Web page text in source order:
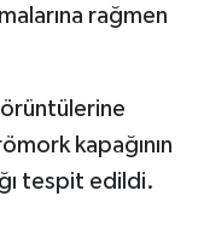
rağmen
kapağının
tespit edildi.